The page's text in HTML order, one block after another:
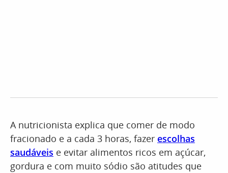
A nutricionista explica que comer de modo
fracionado e a cada 3 horas, fazer escolhas
saudáveis e evitar alimentos ricos em açúcar,
gordura e com muito sódio são atitudes que